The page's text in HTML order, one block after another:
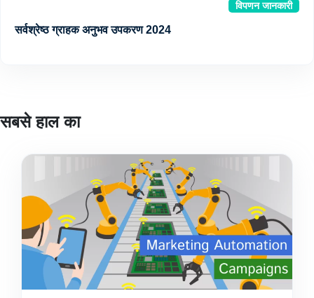
विपणन जानकारी
सर्वश्रेष्ठ ग्राहक अनुभव उपकरण 2024
सबसे हाल का